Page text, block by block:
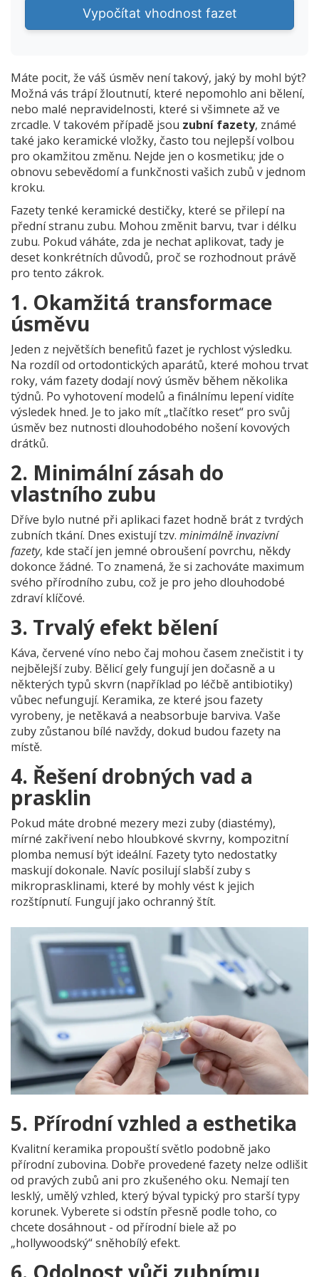
Vypočítat vhodnost fazet
Máte pocit, že váš úsměv není takový, jaký by mohl být?
Možná vás trápí žloutnutí, které nepomohlo ani bělení,
nebo malé nepravidelnosti, které si všimnete až ve
zrcadle. V takovém případě jsou zubní fazety, známé
také jako keramické vložky, často tou nejlepší volbou
pro okamžitou změnu. Nejde jen o kosmetiku; jde o
obnovu sebevědomí a funkčnosti vašich zubů v jednom
kroku.
Fazety tenké keramické destičky, které se přilepí na
přední stranu zubu. Mohou změnit barvu, tvar i délku
zubu. Pokud váháte, zda je nechat aplikovat, tady je
deset konkrétních důvodů, proč se rozhodnout právě
pro tento zákrok.
1. Okamžitá transformace
úsměvu
Jeden z největších benefitů fazet je rychlost výsledku.
Na rozdíl od ortodontických aparátů, které mohou trvat
roky, vám fazety dodají nový úsměv během několika
týdnů. Po vyhotovení modelů a finálnímu lepení vidíte
výsledek hned. Je to jako mít „tlačítko reset“ pro svůj
úsměv bez nutnosti dlouhodobého nošení kovových
drátků.
2. Minimální zásah do
vlastního zubu
Dříve bylo nutné při aplikaci fazet hodně brát z tvrdých
zubních tkání. Dnes existují tzv. minimálně invazivní
fazety, kde stačí jen jemné obroušení povrchu, někdy
dokonce žádné. To znamená, že si zachováte maximum
svého přírodního zubu, což je pro jeho dlouhodobé
zdraví klíčové.
3. Trvalý efekt bělení
Káva, červené víno nebo čaj mohou časem znečistit i ty
nejbělejší zuby. Bělicí gely fungují jen dočasně a u
některých typů skvrn (například po léčbě antibiotiky)
vůbec nefungují. Keramika, ze které jsou fazety
vyrobeny, je netěkavá a neabsorbuje barviva. Vaše
zuby zůstanou bílé navždy, dokud budou fazety na
místě.
4. Řešení drobných vad a
prasklin
Pokud máte drobné mezery mezi zuby (diastémy),
mírné zakřivení nebo hloubkové skvrny, kompozitní
plomba nemusí být ideální. Fazety tyto nedostatky
maskují dokonale. Navíc posilují slabší zuby s
mikroprasklinami, které by mohly vést k jejich
rozštípnutí. Fungují jako ochranný štít.
5. Přírodní vzhled a esthetika
Kvalitní keramika propouští světlo podobně jako
přírodní zubovina. Dobře provedené fazety nelze odlišit
od pravých zubů ani pro zkušeného oku. Nemají ten
lesklý, umělý vzhled, který býval typický pro starší typy
korunek. Vyberete si odstín přesně podle toho, co
chcete dosáhnout - od přírodní biele až po
„hollywoodský“ sněhobílý efekt.